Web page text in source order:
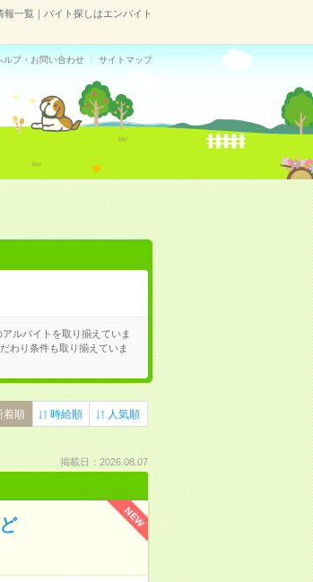
一覧｜バイト探しはエンバイト
ルプ・お問い合わせ サイトマップ
アルバイトを取り揃えていま
わり条件も取り揃えていま
着順 時給順 人気順
掲載日：2026.08.07
NEW